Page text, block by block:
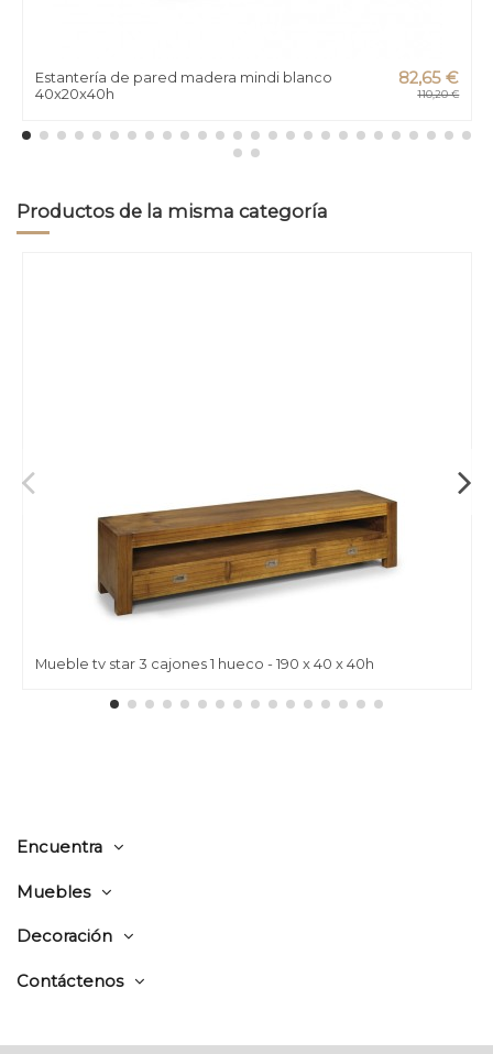
Estantería de pared madera mindi blanco
40x20x40h
82,65 €
110,20 €
Productos de la misma categoría
Mueble tv star 3 cajones 1 hueco - 190 x 40 x 40h
Encuentra
Muebles
Decoración
Contáctenos